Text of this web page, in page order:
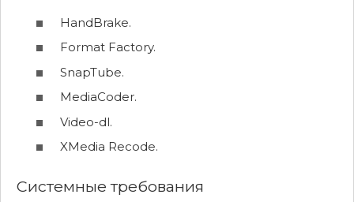
HandBrake.
Format Factory.
SnapTube.
MediaCoder.
Video-dl.
XMedia Recode.
Системные требования